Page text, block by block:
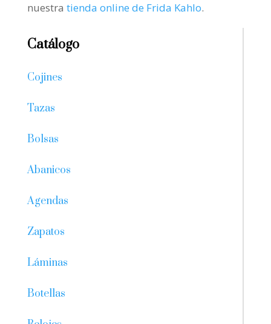
Catálogo
Cojines
Tazas
Bolsas
Abanicos
Agendas
Zapatos
Láminas
Botellas
nuestra tienda online de Frida Kahlo.